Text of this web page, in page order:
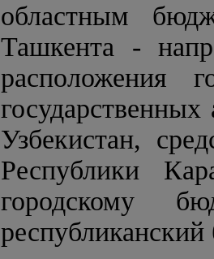
областным
Ташкента -
расположения
Узбекистан,
Республики
городскому